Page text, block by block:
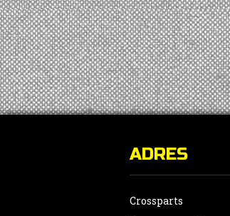
ADRES
Crossparts